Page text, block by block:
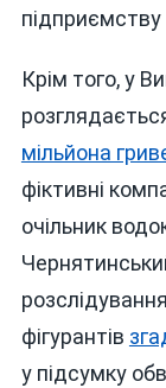
підприємству
Крім того, у
мільйона
фіктивні
очільник
фігурантів
у підсумку